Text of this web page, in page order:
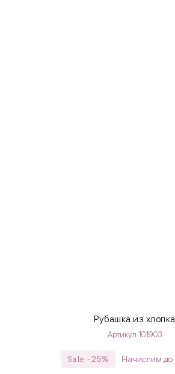
Рубашка из хлопка
Артикул 101903
Sale -25% Начислим до